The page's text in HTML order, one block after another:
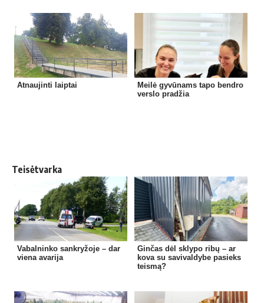
Atnaujinti laiptai
Meilė gyvūnams tapo bendro
verslo pradžia
Teisėtvarka
Vabalninko sankryžoje – dar
viena avarija
Ginčas dėl sklypo ribų – ar
kova su savivaldybe pasieks
teismą?